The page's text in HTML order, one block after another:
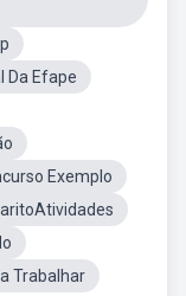
Da Efape
Exemplo
Trabalhar